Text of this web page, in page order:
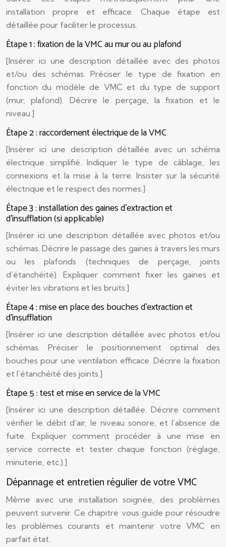
installation propre et efficace. Chaque étape est
détaillée pour faciliter le processus.
Étape 1 : fixation de la VMC au mur ou au plafond
[Insérer ici une description détaillée avec des photos
et/ou des schémas. Préciser le type de fixation en
fonction du modèle de VMC et du type de support
(mur, plafond). Décrire le perçage, la fixation et le
niveau.]
Étape 2 : raccordement électrique de la VMC
[Insérer ici une description détaillée avec un schéma
électrique simplifié. Indiquer le type de câblage, les
connexions et la mise à la terre. Insister sur la sécurité
électrique et le respect des normes.]
Étape 3 : installation des gaines d’extraction et
d’insufflation (si applicable)
[Insérer ici une description détaillée avec photos et/ou
schémas. Décrire le passage des gaines à travers les murs
ou les plafonds (techniques de perçage, joints
d’étanchéité). Expliquer comment fixer les gaines et
éviter les vibrations et les bruits.]
Étape 4 : mise en place des bouches d’extraction et
d’insufflation
[Insérer ici une description détaillée avec photos et/ou
schémas. Préciser le positionnement optimal des
bouches pour une ventilation efficace. Décrire la fixation
et l’étanchéité des joints.]
Étape 5 : test et mise en service de la VMC
[Insérer ici une description détaillée. Décrire comment
vérifier le débit d’air, le niveau sonore, et l’absence de
fuite. Expliquer comment procéder à une mise en
service correcte et tester chaque fonction (réglage,
minuterie, etc.).]
Dépannage et entretien régulier de votre VMC
Même avec une installation soignée, des problèmes
peuvent survenir. Ce chapitre vous guide pour résoudre
les problèmes courants et maintenir votre VMC en
parfait état.